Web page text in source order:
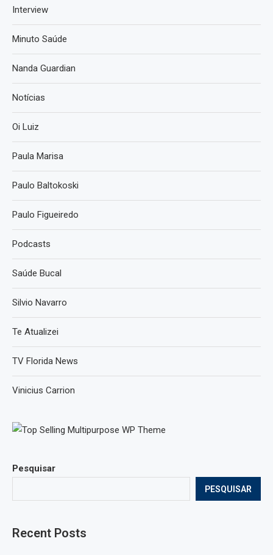
Pesquisar
PESQUISAR
Recent Posts
Interview
Minuto Saúde
Nanda Guardian
Notícias
Oi Luiz
Paula Marisa
Paulo Baltokoski
Paulo Figueiredo
Podcasts
Saúde Bucal
Silvio Navarro
Te Atualizei
TV Florida News
Vinicius Carrion